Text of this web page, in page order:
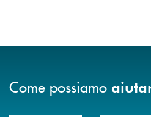
Come possiamo